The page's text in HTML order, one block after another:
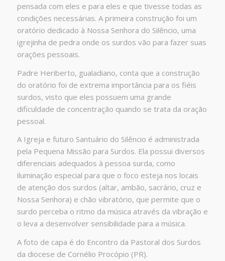
pensada com eles e para eles e que tivesse todas as
condições necessárias. A primeira construção foi um
oratório dedicado à Nossa Senhora do Silêncio, uma
igrejinha de pedra onde os surdos vão para fazer suas
orações pessoais.
Padre Heriberto, gualadiano, conta que a construção
do oratório foi de extrema importância para os fiéis
surdos, visto que eles possuem uma grande
dificuldade de concentração quando se trata da oração
pessoal.
A Igreja e futuro Santuário do Silêncio é administrada
pela Pequena Missão para Surdos. Ela possui diversos
diferenciais adequados à pessoa surda, como
iluminação especial para que o foco esteja nos locais
de atenção dos surdos (altar, ambão, sacrário, cruz e
Nossa Senhora) e chão vibratório, que permite que o
surdo perceba o ritmo da música através da vibração e
o leva a desenvolver sensibilidade para a música.
A foto de capa é do Encontro da Pastoral dos Surdos
da diocese de Cornélio Procópio (PR).